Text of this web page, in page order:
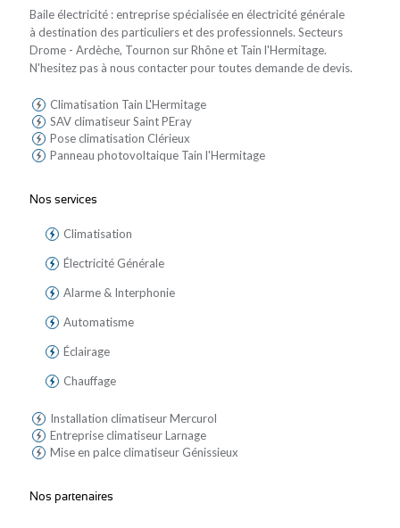
Baile électricité : entreprise spécialisée en électricité générale
à destination des particuliers et des professionnels. Secteurs
Drome - Ardèche, Tournon sur Rhône et Tain l'Hermitage.
N'hesitez pas à nous contacter pour toutes demande de devis.
Climatisation Tain L'Hermitage
SAV climatiseur Saint PEray
Pose climatisation Clérieux
Panneau photovoltaique Tain l'Hermitage
Nos services
Climatisation
Électricité Générale
Alarme & Interphonie
Automatisme
Éclairage
Chauffage
Installation climatiseur Mercurol
Entreprise climatiseur Larnage
Mise en palce climatiseur Génissieux
Nos partenaires